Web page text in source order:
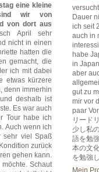
eine kleine
wir von
von dort aus
April sehr
nicht in einen
hatten die
gemacht, die
ich mit dabei
etwas kürzere
denn immerhin
deshalb ist
Es war auch
Tour habe ich
Auch wenn ich
sehr viel Spaß
zurück
gehen kann.
Schaut
Dauer
ich seit
auch in
habe
in
aber
gut zu
mir vor
paar
リード
少し私
語を勉
本の文
を勉強
Mein